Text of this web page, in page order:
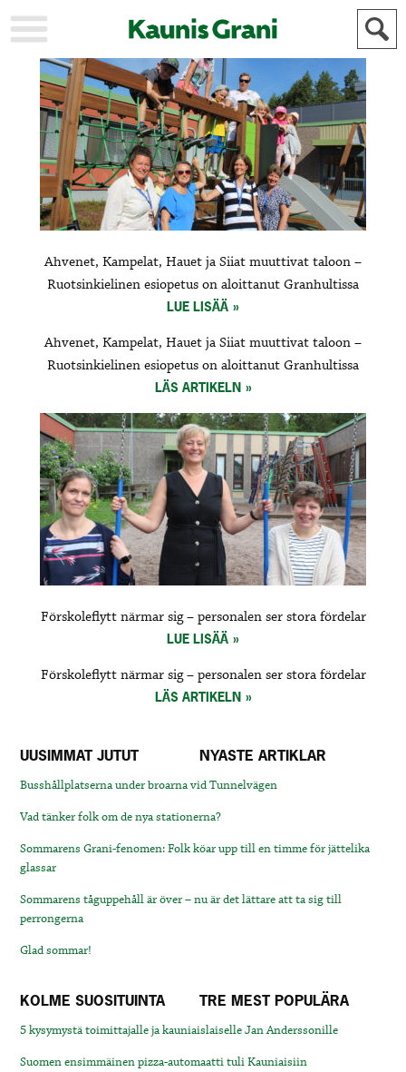
KAUPUNKI
STADEN
AJANKOHTAISTA
AKTUELLT
URHEILU
IDROTT
KULTTUURI
KULTUR
HISTORIA
HISTORIA
YLEINEN
ALLMÄN
MAINOSTAJILLE
FÖR
ANNONSÖRER
Ahvenet, Kampelat, Hauet ja Siiat muuttivat taloon –
Ruotsinkielinen esiopetus on aloittanut Granhultissa
LUE LISÄÄ
Ahvenet, Kampelat, Hauet ja Siiat muuttivat taloon –
Ruotsinkielinen esiopetus on aloittanut Granhultissa
LÄS ARTIKELN
Förskoleflytt närmar sig – personalen ser stora fördelar
LUE LISÄÄ
Förskoleflytt närmar sig – personalen ser stora fördelar
LÄS ARTIKELN
UUSIMMAT JUTUT NYASTE ARTIKLAR
Busshållplatserna under broarna vid Tunnelvägen
Vad tänker folk om de nya stationerna?
Sommarens Grani-fenomen: Folk köar upp till en timme för jättelika
glassar
Sommarens tåguppehåll är över – nu är det lättare att ta sig till
perrongerna
Glad sommar!
KOLME SUOSITUINTA TRE MEST POPULÄRA
5 kysymystä toimittajalle ja kauniaislaiselle Jan Anderssonille
Suomen ensimmäinen pizza-automaatti tuli Kauniaisiin